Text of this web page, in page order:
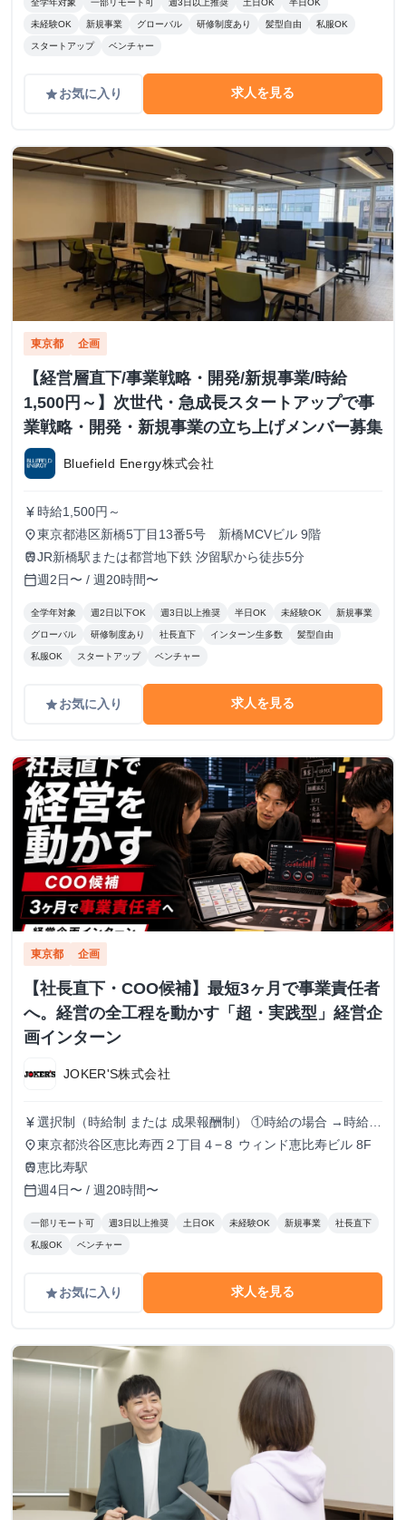
全学年対象 一部リモート可 週3日以上推奨 土日OK 半日OK
未経験OK 新規事業 グローバル 研修制度あり 髪型自由 私服OK
スタートアップ ベンチャー
gradeお気に入り 求人を見る
東京都 企画
【経営層直下/事業戦略・開発/新規事業/時給
1,500円～】次世代・急成長スタートアップで事
業戦略・開発・新規事業の立ち上げメンバー募集
Bluefield Energy株式会社
currency_yen 時給1,500円～
place東京都港区新橋5丁目13番5号 新橋MCVビル 9階
trainJR新橋駅または都営地下鉄 汐留駅から徒歩5分
calendar_today週2日〜 / 週20時間〜
全学年対象 週2日以下OK 週3日以上推奨 半日OK 未経験OK 新規事業
グローバル 研修制度あり 社長直下 インターン生多数 髪型自由
私服OK スタートアップ ベンチャー
gradeお気に入り 求人を見る
東京都 企画
【社長直下・COO候補】最短3ヶ月で事業責任者
へ。経営の全工程を動かす「超・実践型」経営企
画インターン
JOKER'S株式会社
currency_yen 選択制（時給制 または 成果報酬制） ①時給の場合 →時給
1500円でのお支払い ②成果報酬の条件・単価 → 粗利に対す
る報酬率での支給
place東京都渋谷区恵比寿西２丁目４−８ ウィンド恵比寿ビル 8F
train恵比寿駅
calendar_today週4日〜 / 週20時間〜
一部リモート可 週3日以上推奨 土日OK 未経験OK 新規事業 社長直下
私服OK ベンチャー
gradeお気に入り 求人を見る